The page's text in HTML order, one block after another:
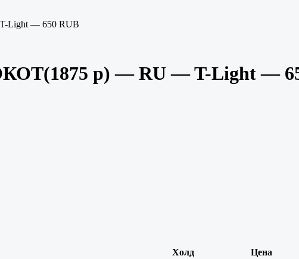
Light — 650 RUB
р) — RU — T-Light —
Холд Цена